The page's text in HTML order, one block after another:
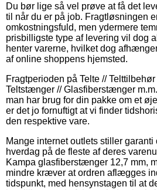
Du bør lige så vel prøve at få det
til når du er på job. Fragtløsningen
omkostningsfuld, men ydermere
prisbilligste type af levering vil dog
henter varerne, hvilket dog
af online shoppens hjemsted.
Fragtperioden på Telte //
Teltstænger // Glasfiberstænger
man har brug for din pakke om et
er det jo fornuftigt at vi finder
den respektive vare.
Mange internet outlets stiller
hverdag på de fleste af deres
Kampa glasfiberstænger 12,7 mm,
mindre kræver at ordren aflægges
tidspunkt, med hensynstagen til at